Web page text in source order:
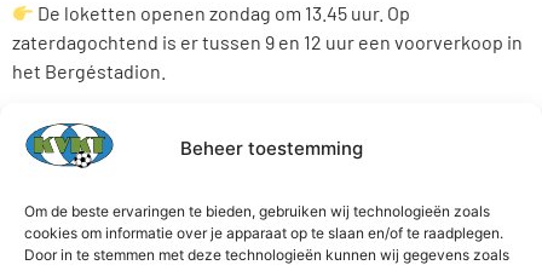
Beheer toestemming
Om de beste ervaringen te bieden, gebruiken wij technologieën zoals
cookies om informatie over je apparaat op te slaan en/of te raadplegen.
Door in te stemmen met deze technologieën kunnen wij gegevens zoals
De loketten openen zondag om 13.45 uur. Op
zaterdagochtend is er tussen 9 en 12 uur een voorverkoop in
het Bergéstadion.
in de Molenstraat. De parking ter hoogte van het KBIVB
(bocht Molenstraat ter hoogte van huisnummer 25) wordt
eveneens opengesteld voor de bezoekers. Bezoekers
kunnen aan het loket en drankstand enkel cash betalen.